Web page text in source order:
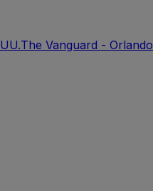
The Vanguard - Orlando